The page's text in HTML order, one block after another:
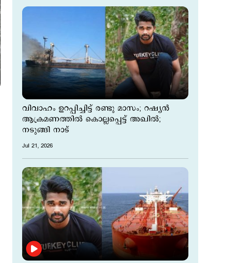
വിവാഹം ഉറപ്പിച്ചിട്ട് രണ്ടു മാസം; റഷ്യന്‍
ആക്രമണത്തില്‍ കൊല്ലപ്പെട്ട് അഖില്‍;
നടുങ്ങി നാട്
Jul 21, 2026